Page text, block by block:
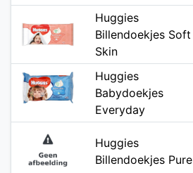
Huggies
Billendoekjes Soft
Skin
Huggies
Babydoekjes
Everyday
Huggies
Billendoekjes Pure